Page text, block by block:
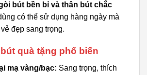
bút bền bỉ và thân bút chắc
có thể sử dụng hàng ngày mà
đẹp sang trọng.
quà tặng phổ biến
mạ vàng/bạc: Sang trọng, thích